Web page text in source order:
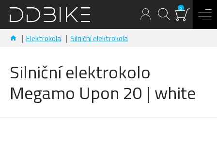
0
Elektrokola Silniční elektrokola
Silniční elektrokolo
Megamo Upon 20 | white